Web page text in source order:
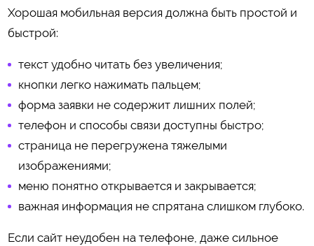
Хорошая мобильная версия должна быть простой и
быстрой:
текст удобно читать без увеличения;
кнопки легко нажимать пальцем;
форма заявки не содержит лишних полей;
телефон и способы связи доступны быстро;
страница не перегружена тяжелыми
изображениями;
меню понятно открывается и закрывается;
важная информация не спрятана слишком глубоко.
Если сайт неудобен на телефоне, даже сильное